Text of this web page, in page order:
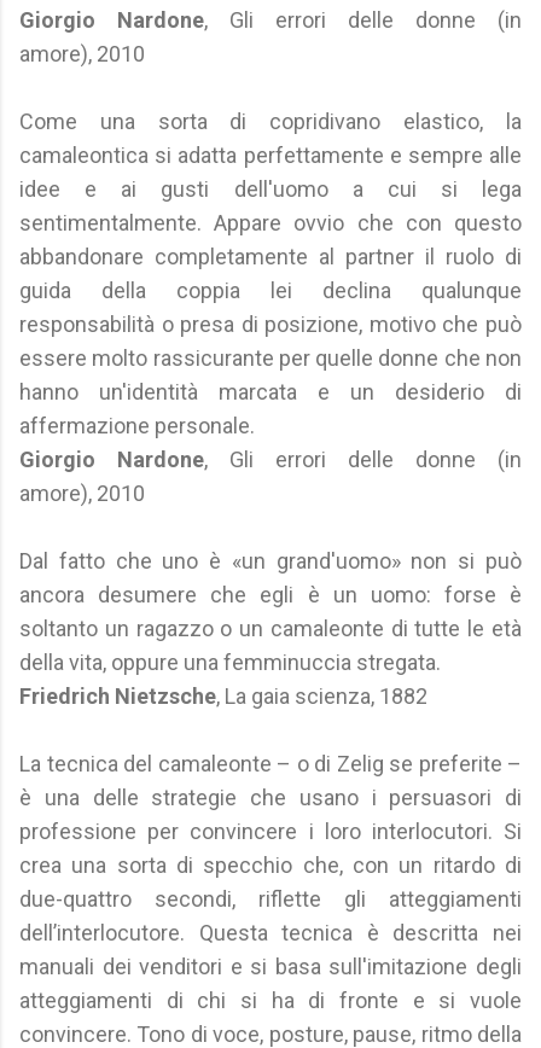
Giorgio Nardone, Gli errori delle donne (in
amore), 2010
Come una sorta di copridivano elastico, la
camaleontica si adatta perfettamente e sempre alle
idee e ai gusti dell'uomo a cui si lega
sentimentalmente. Appare ovvio che con questo
abbandonare completamente al partner il ruolo di
guida della coppia lei declina qualunque
responsabilità o presa di posizione, motivo che può
essere molto rassicurante per quelle donne che non
hanno un'identità marcata e un desiderio di
affermazione personale.
Giorgio Nardone, Gli errori delle donne (in
amore), 2010
Dal fatto che uno è «un grand'uomo» non si può
ancora desumere che egli è un uomo: forse è
soltanto un ragazzo o un camaleonte di tutte le età
della vita, oppure una femminuccia stregata.
Friedrich Nietzsche, La gaia scienza, 1882
La tecnica del camaleonte – o di Zelig se preferite –
è una delle strategie che usano i persuasori di
professione per convincere i loro interlocutori. Si
crea una sorta di specchio che, con un ritardo di
due-quattro secondi, riflette gli atteggiamenti
dell’interlocutore. Questa tecnica è descritta nei
manuali dei venditori e si basa sull'imitazione degli
atteggiamenti di chi si ha di fronte e si vuole
convincere. Tono di voce, posture, pause, ritmo della